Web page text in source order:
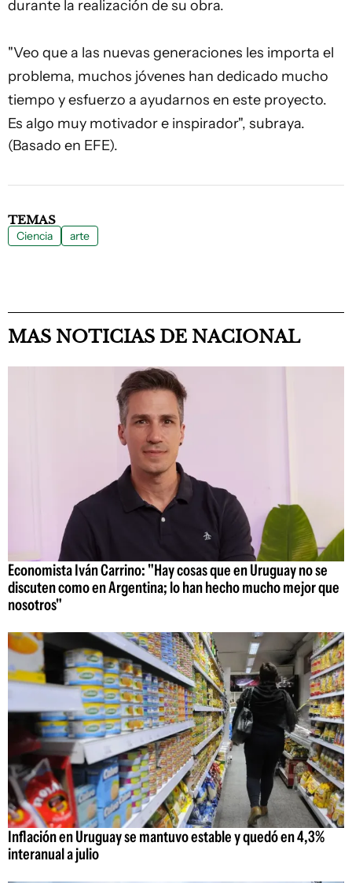
durante la realización de su obra.
"Veo que a las nuevas generaciones les importa el
problema, muchos jóvenes han dedicado mucho
tiempo y esfuerzo a ayudarnos en este proyecto.
Es algo muy motivador e inspirador", subraya.
(Basado en EFE).
TEMAS
Ciencia arte
MAS NOTICIAS DE NACIONAL
Economista Iván Carrino: "Hay cosas que en Uruguay no se
discuten como en Argentina; lo han hecho mucho mejor que
nosotros"
Inflación en Uruguay se mantuvo estable y quedó en 4,3%
interanual a julio